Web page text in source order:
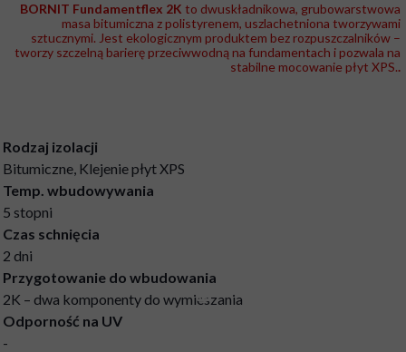
Rodzaj izolacji
Bitumiczne, Klejenie płyt XPS
Temp. wbudowywania
5 stopni
Czas schnięcia
2 dni
Przygotowanie do wbudowania
2K – dwa komponenty do wymieszania
Odporność na UV
-
BORNIT Fundamentflex 2K to dwuskładnikowa, grubowarstwowa
masa bitumiczna z polistyrenem, uszlachetniona tworzywami
sztucznymi. Jest ekologicznym produktem bez rozpuszczalników –
tworzy szczelną barierę przeciwwodną na fundamentach i pozwala na
stabilne mocowanie płyt XPS..